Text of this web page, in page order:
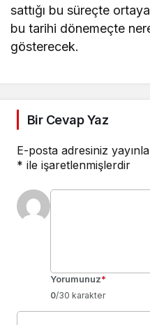
sattığı bu süreçte
bu tarihi dönemeçte
gösterecek.
Bir Cevap Yaz
E-posta adresiniz
* ile işaretlenmişlerdir
Yorumunuz*
0/30 karakter